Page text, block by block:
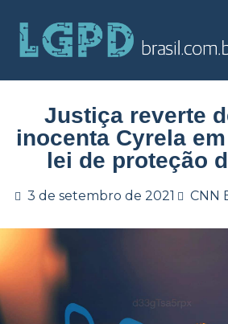
Justiça reverte
inocenta Cyrela
lei de proteção
3 de setembro de 2021 CNN